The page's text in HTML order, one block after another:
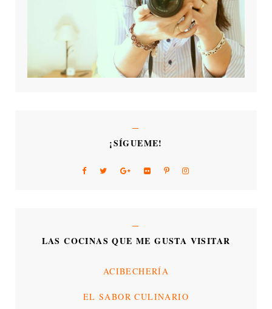
¡SÍGUEME!
LAS COCINAS QUE ME GUSTA VISITAR
ACIBECHERÍA
EL SABOR CULINARIO